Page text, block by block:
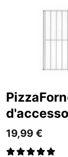
pièces
19,99 €